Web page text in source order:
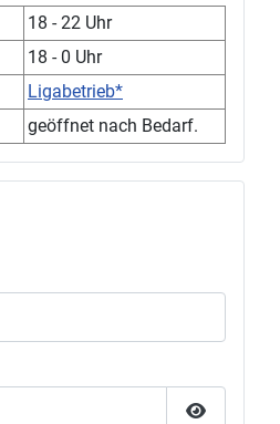
18 - 22 Uhr
18 - 0 Uhr
Ligabetrieb*
geöffnet nach Bedarf.